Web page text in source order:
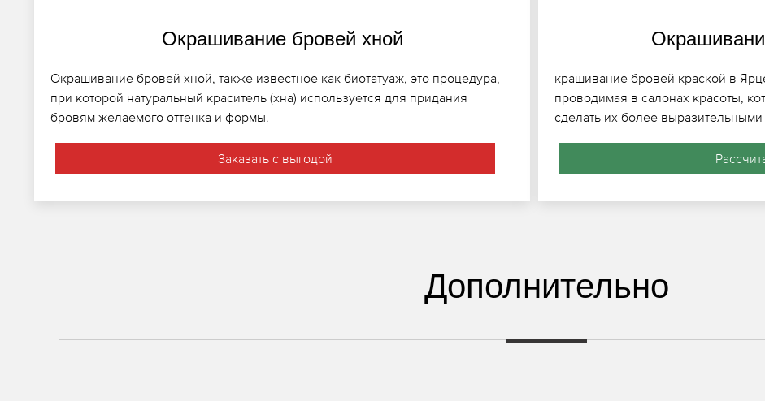
Окрашивание бровей хной
Окрашивание бровей хной, также известное как биотатуаж, это процедура,
при которой натуральный краситель (хна) используется для придания
бровям желаемого оттенка и формы.
Заказать с выгодой
крашивание бровей краской в
проводимая в салонах красоты,
сделать их более
Дополнительно